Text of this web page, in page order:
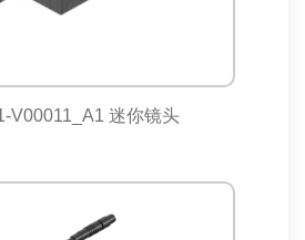
V00011_A1 迷你镜头